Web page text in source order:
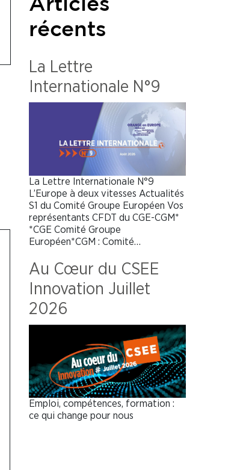
Articles
récents
La Lettre
Internationale N°9
La Lettre Internationale N°9
L’Europe à deux vitesses Actualités
S1 du Comité Groupe Européen Vos
représentants CFDT du CGE-CGM*
*CGE Comité Groupe
Européen*CGM : Comité…
Au Cœur du CSEE
Innovation Juillet
2026
Emploi, compétences, formation :
ce qui change pour nous